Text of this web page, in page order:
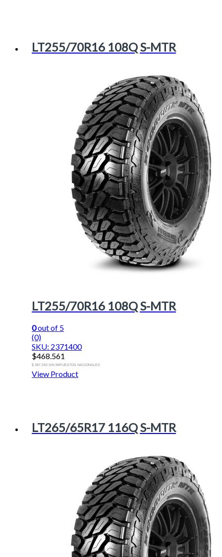
LT255/70R16 108Q S-MTR
LT255/70R16 108Q S-MTR
0out of 5
(0)
SKU: 2371400
$468.561
$ 387.240 SIN IMPUESTOS NACIONALES
View Product
LT265/65R17 116Q S-MTR